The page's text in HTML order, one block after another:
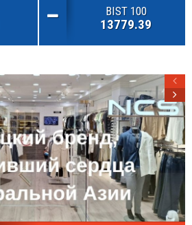
BIST 100
13779.39